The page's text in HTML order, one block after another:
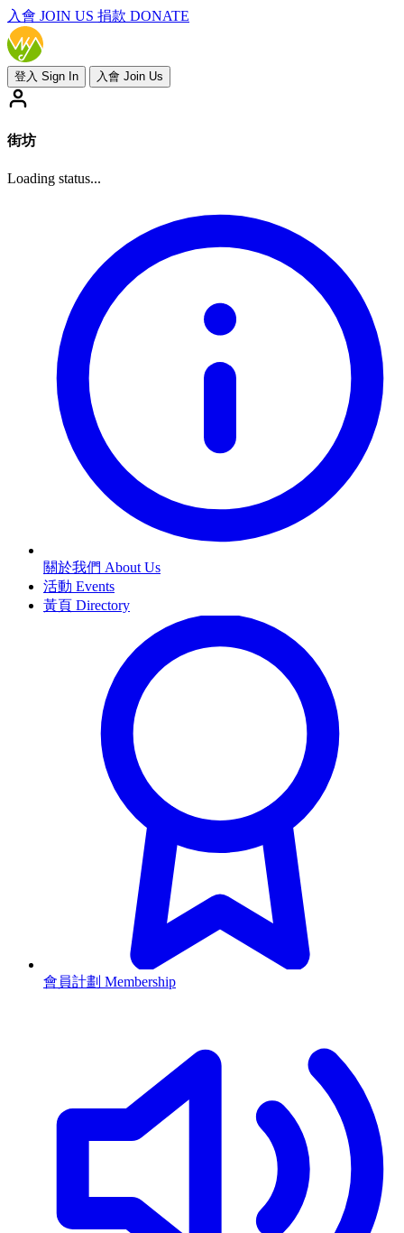
入會 JOIN US 捐款 DONATE
登入 Sign In 入會 Join Us
街坊
Loading status...
關於我們 About Us
活動 Events
黃頁 Directory
會員計劃 Membership